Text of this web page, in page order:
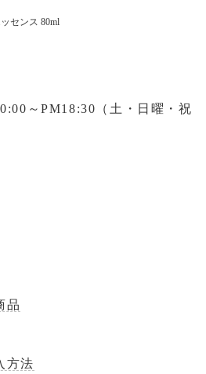
センス 80ml
～PM18:30（土・日曜・祝
品
方法